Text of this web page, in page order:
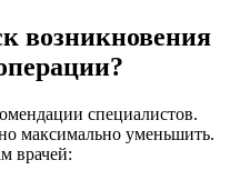
возникновения
специалистов.
максимально уменьшить.
врачей: